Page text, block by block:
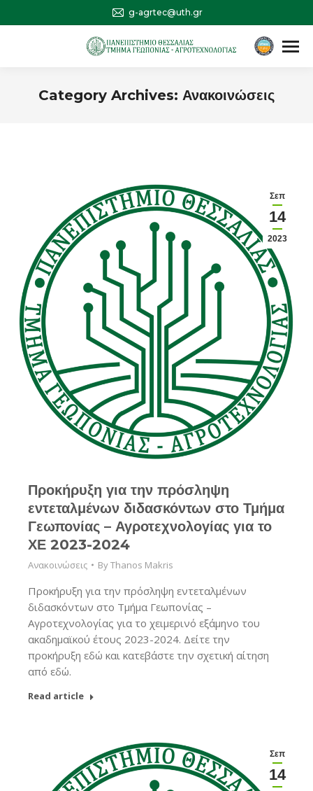
g-agrtec@uth.gr
Category Archives: Ανακοινώσεις
Σεπ
14
2023
Προκήρυξη για την πρόσληψη
εντεταλμένων διδασκόντων στο Τμήμα
Γεωπονίας – Αγροτεχνολογίας για το
ΧΕ 2023-2024
Ανακοινώσεις ByThanos Makris
Προκήρυξη για την πρόσληψη εντεταλμένων
διδασκόντων στο Τμήμα Γεωπονίας –
Αγροτεχνολογίας για το χειμερινό εξάμηνο του
ακαδημαϊκού έτους 2023-2024. Δείτε την
προκήρυξη εδώ και κατεβάστε την σχετική αίτηση
από εδώ.
Read article
Σεπ
14